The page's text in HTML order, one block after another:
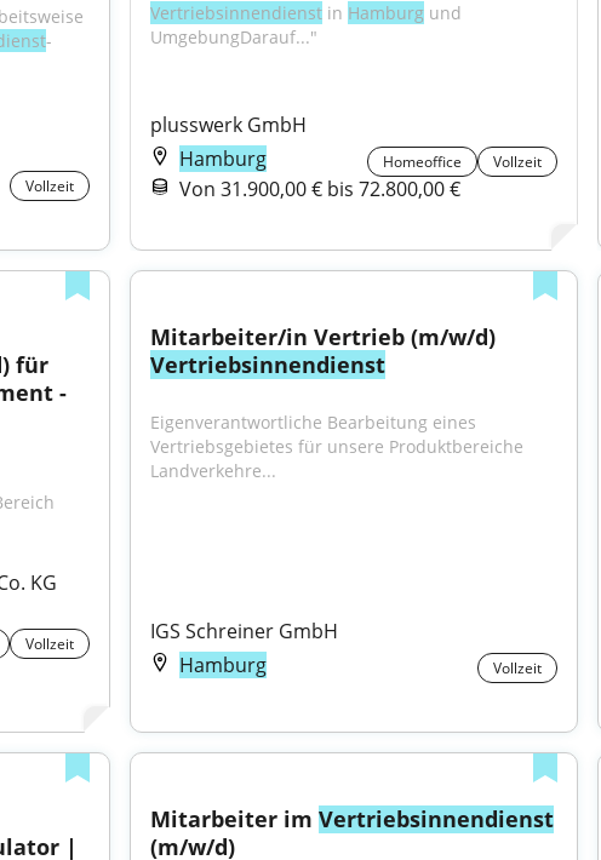
-
Vollzeit
Vertriebsinnendienst in Hamburg und
UmgebungDarauf..."
plusswerk GmbH
Hamburg
Homeoffice Vollzeit
Von 31.900,00 € bis 72.800,00 €
für
-
KG
Vollzeit
Vertriebsinnendienst
Eigenverantwortliche Bearbeitung eines
Vertriebsgebietes für unsere Produktbereiche
Landverkehre...
IGS Schreiner GmbH
Hamburg
Vollzeit
|
Mitarbeiter im Vertriebsinnendienst
(m/w/d)